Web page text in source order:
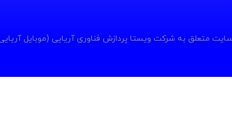
متعلق به شرکت ویستا پردازش فناوری آریایی (موبایل